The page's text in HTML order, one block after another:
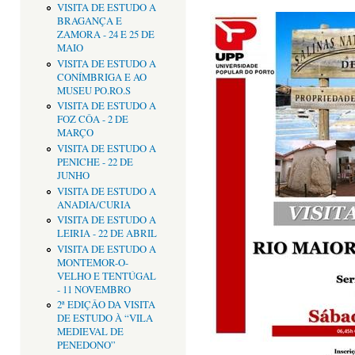
VISITA DE ESTUDO A
BRAGANÇA E
ZAMORA - 24 E 25 DE
MAIO
VISITA DE ESTUDO A
CONÍMBRIGA E AO
MUSEU PO.RO.S
VISITA DE ESTUDO A
FOZ CÔA - 2 DE
MARÇO
VISITA DE ESTUDO A
PENICHE - 22 DE
JUNHO
VISITA DE ESTUDO A
ANADIA/CURIA
VISITA DE ESTUDO A
LEIRIA - 22 DE ABRIL
VISITA DE ESTUDO A
MONTEMOR-O-
VELHO E TENTÚGAL
- 11 NOVEMBRO
2ª EDIÇÂO DA VISITA
DE ESTUDO À “VILA
MEDIEVAL DE
PENEDONO”